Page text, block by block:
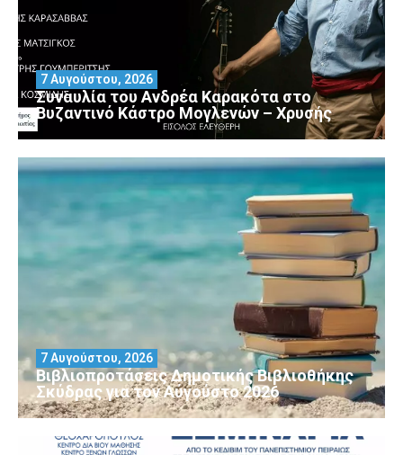
Συναυλία του Ανδρέα Καρακότα στο
Βυζαντινό Κάστρο Μογλενών – Χρυσής
7 Αυγούστου, 2026
Βιβλιοπροτάσεις Δημοτικής Βιβλιοθήκης
Σκύδρας για τον Αύγούστο 2026
7 Αυγούστου, 2026